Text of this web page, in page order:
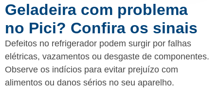
Geladeira com problema
no Pici? Confira os sinais
Defeitos no refrigerador podem surgir por falhas
elétricas, vazamentos ou desgaste de componentes.
Observe os indícios para evitar prejuízo com
alimentos ou danos sérios no seu aparelho.